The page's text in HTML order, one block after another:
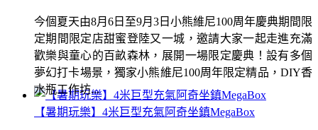
【暑期玩樂】4米巨型充氣阿奇坐鎮MegaBox
今個夏天由8月6日至9月3日小熊維尼100周年慶典期間限
定期間限定店甜蜜登陸又一城，邀請大家一起走進充滿
歡樂與童心的百畝森林，展開一場限定慶典！設有多個
夢幻打卡場景，獨家小熊維尼100周年限定精品，DIY香
水瓶工作坊...